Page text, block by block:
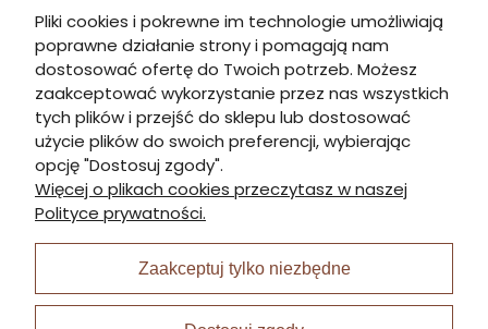
Informacje
Płatności i dostawa
Moje konto
I Nagroda w plabiscycie:
Pliki cookies i pokrewne im technologie umożliwiają
poprawne działanie strony i pomagają nam
dostosować ofertę do Twoich potrzeb. Możesz
zaakceptować wykorzystanie przez nas wszystkich
tych plików i przejść do sklepu lub dostosować
użycie plików do swoich preferencji, wybierając
opcję "Dostosuj zgody".
Więcej o plikach cookies przeczytasz w naszej
Polityce prywatności.
Zaakceptuj tylko niezbędne